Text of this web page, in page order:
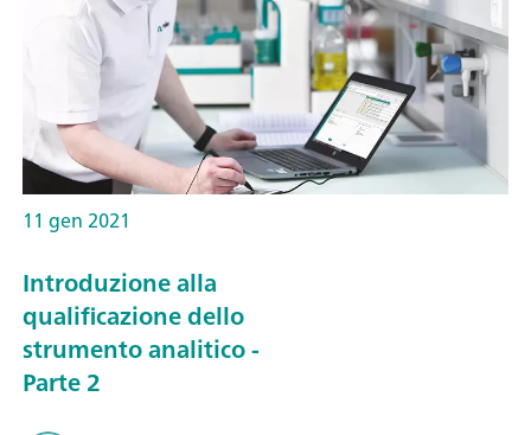
11 gen 2021
Introduzione alla
qualificazione dello
strumento analitico -
Parte 2